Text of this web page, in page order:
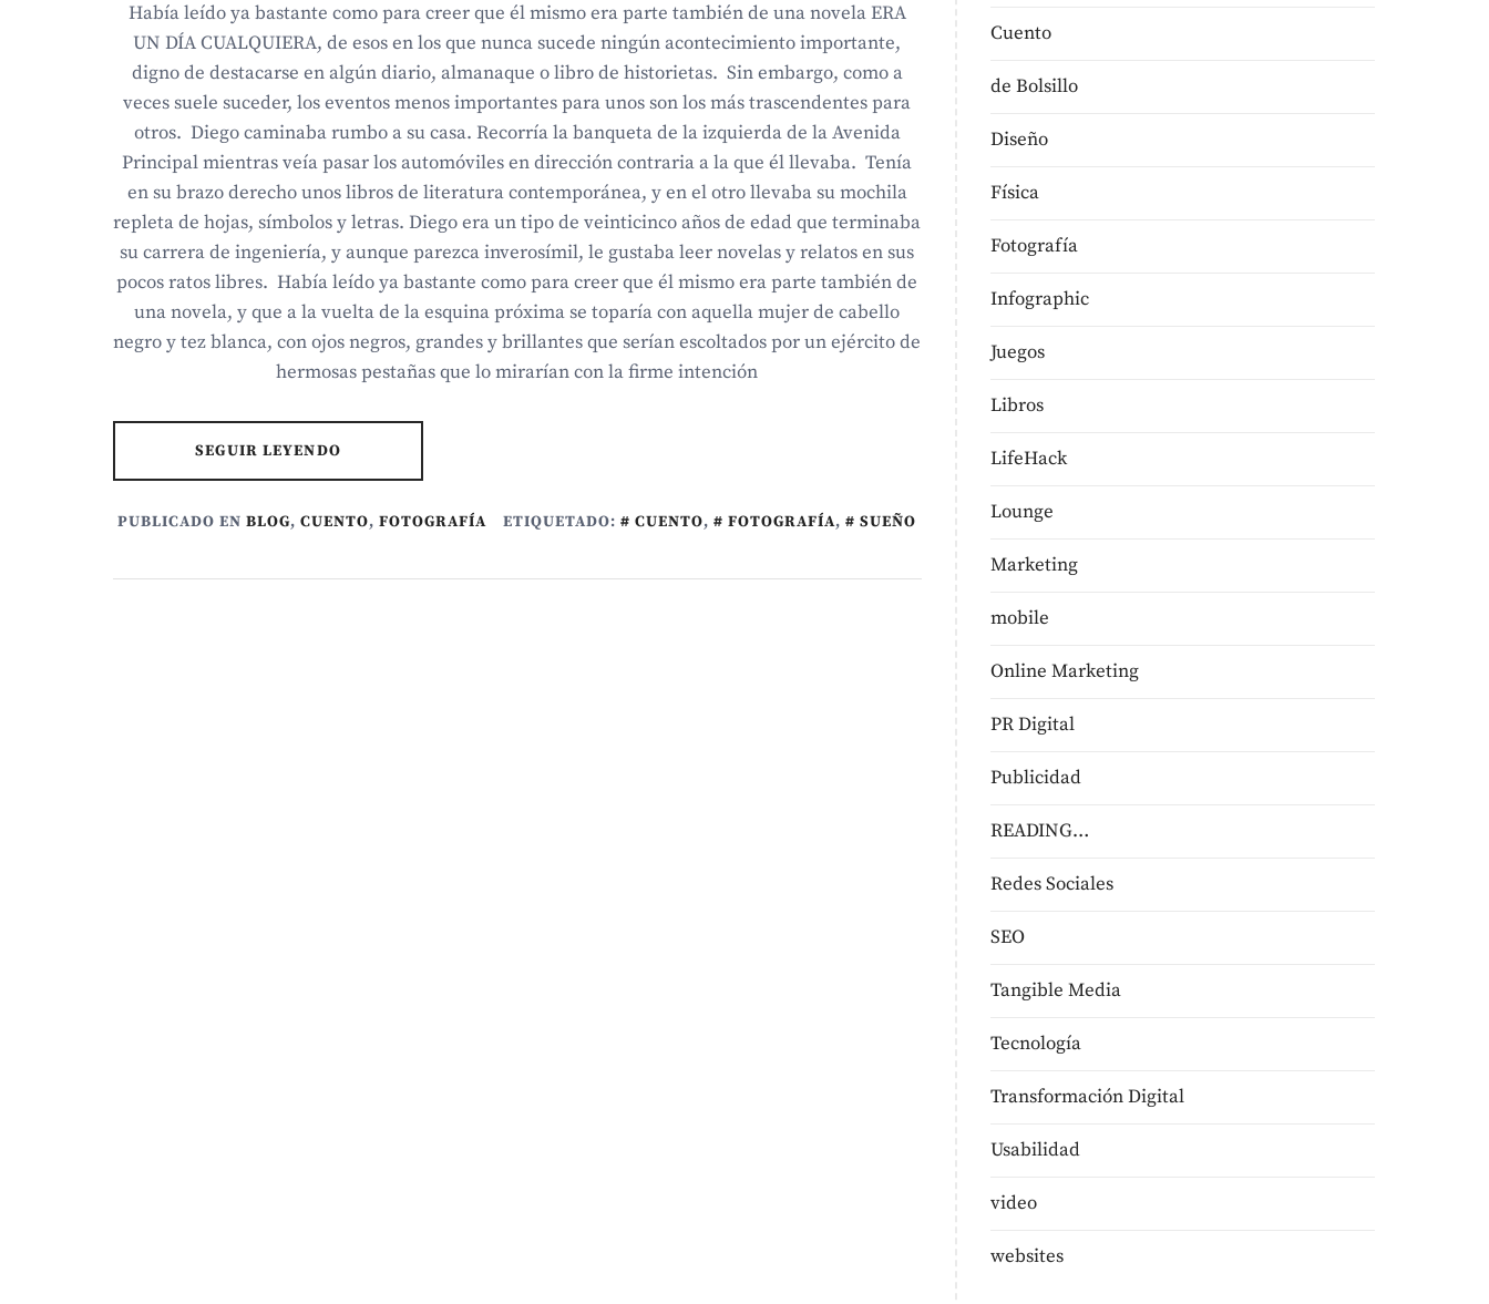
Había leído ya bastante como para creer que él mismo era parte también de una novela ERA
UN DÍA CUALQUIERA, de esos en los que nunca sucede ningún acontecimiento importante,
digno de destacarse en algún diario, almanaque o libro de historietas. Sin embargo, como a
veces suele suceder, los eventos menos importantes para unos son los más trascendentes para
otros. Diego caminaba rumbo a su casa. Recorría la banqueta de la izquierda de la Avenida
Principal mientras veía pasar los automóviles en dirección contraria a la que él llevaba. Tenía
en su brazo derecho unos libros de literatura contemporánea, y en el otro llevaba su mochila
repleta de hojas, símbolos y letras. Diego era un tipo de veinticinco años de edad que terminaba
su carrera de ingeniería, y aunque parezca inverosímil, le gustaba leer novelas y relatos en sus
pocos ratos libres. Había leído ya bastante como para creer que él mismo era parte también de
una novela, y que a la vuelta de la esquina próxima se toparía con aquella mujer de cabello
negro y tez blanca, con ojos negros, grandes y brillantes que serían escoltados por un ejército de
hermosas pestañas que lo mirarían con la firme intención
SEGUIR LEYENDO
PUBLICADO ENBLOG,CUENTO,FOTOGRAFÍA ETIQUETADO: CUENTO, FOTOGRAFÍA, SUEÑO
Cuento
de Bolsillo
Diseño
Física
Fotografía
Infographic
Juegos
Libros
LifeHack
Lounge
Marketing
mobile
Online Marketing
PR Digital
Publicidad
READING…
Redes Sociales
SEO
Tangible Media
Tecnologí­a
Transformación Digital
Usabilidad
video
websites